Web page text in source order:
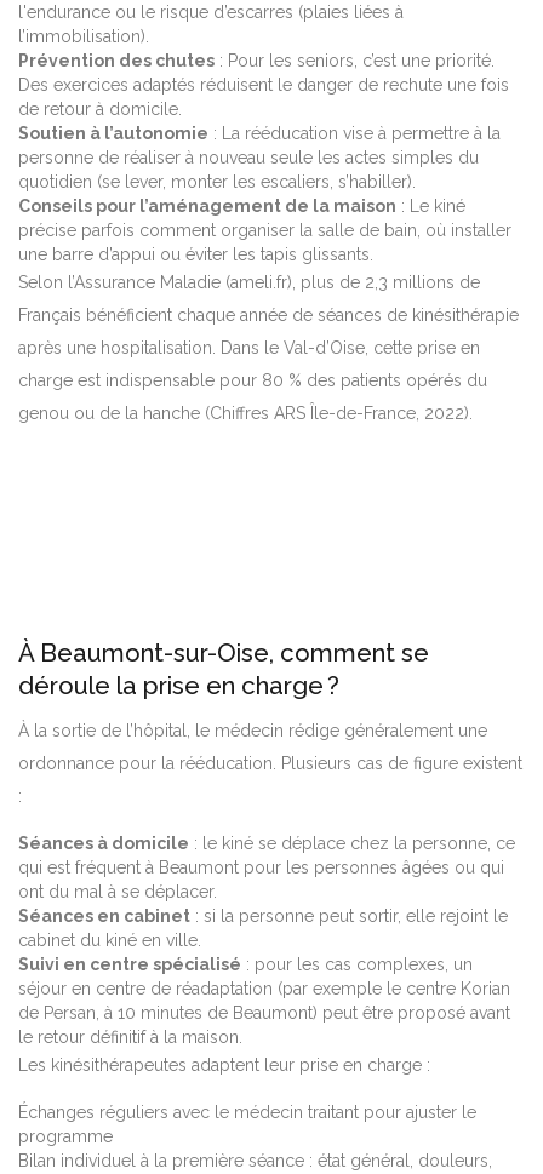
l'endurance ou le risque d’escarres (plaies liées à
l’immobilisation).
Prévention des chutes : Pour les seniors, c’est une priorité.
Des exercices adaptés réduisent le danger de rechute une fois
de retour à domicile.
Soutien à l’autonomie : La rééducation vise à permettre à la
personne de réaliser à nouveau seule les actes simples du
quotidien (se lever, monter les escaliers, s’habiller).
Conseils pour l’aménagement de la maison : Le kiné
précise parfois comment organiser la salle de bain, où installer
une barre d’appui ou éviter les tapis glissants.
Selon l’Assurance Maladie (ameli.fr), plus de 2,3 millions de
Français bénéficient chaque année de séances de kinésithérapie
après une hospitalisation. Dans le Val-d’Oise, cette prise en
charge est indispensable pour 80 % des patients opérés du
genou ou de la hanche (Chiffres ARS Île-de-France, 2022).
À Beaumont-sur-Oise, comment se
déroule la prise en charge ?
À la sortie de l’hôpital, le médecin rédige généralement une
ordonnance pour la rééducation. Plusieurs cas de figure existent
:
Séances à domicile : le kiné se déplace chez la personne, ce
qui est fréquent à Beaumont pour les personnes âgées ou qui
ont du mal à se déplacer.
Séances en cabinet : si la personne peut sortir, elle rejoint le
cabinet du kiné en ville.
Suivi en centre spécialisé : pour les cas complexes, un
séjour en centre de réadaptation (par exemple le centre Korian
de Persan, à 10 minutes de Beaumont) peut être proposé avant
le retour définitif à la maison.
Les kinésithérapeutes adaptent leur prise en charge :
Échanges réguliers avec le médecin traitant pour ajuster le
programme
Bilan individuel à la première séance : état général, douleurs,